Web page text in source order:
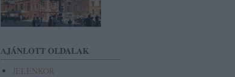
AJÁNLOTT OLDALAK
JELENKOR